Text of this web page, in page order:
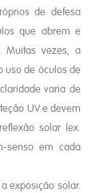
de defesa
que abrem e
Muitas vezes, a
uso de óculos de
varia de
UV e devem
solar (ex.
senso em cada
exposição solar.